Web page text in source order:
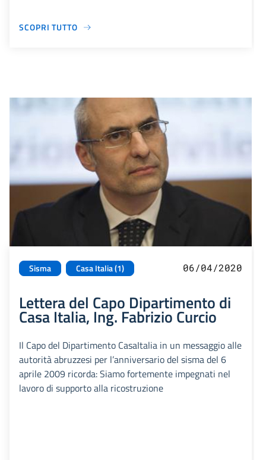
SCOPRI TUTTO
Sisma Casa Italia (1) 06/04/2020
Lettera del Capo Dipartimento di
Casa Italia, Ing. Fabrizio Curcio
Il Capo del Dipartimento CasaItalia in un messaggio alle
autorità abruzzesi per l’anniversario del sisma del 6
aprile 2009 ricorda: Siamo fortemente impegnati nel
lavoro di supporto alla ricostruzione